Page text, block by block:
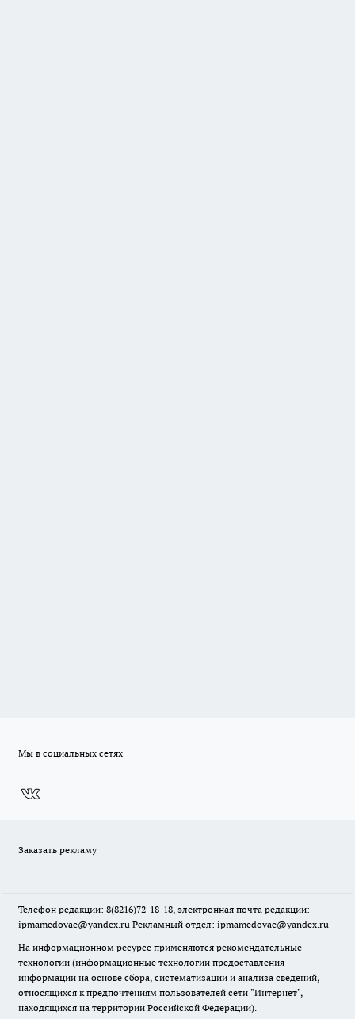
Мы в социальных сетях
Заказать рекламу
Телефон редакции: 8(8216)72-18-18, электронная почта редакции:
ipmamedovae@yandex.ru Рекламный отдел: ipmamedovae@yandex.ru
На информационном ресурсе применяются рекомендательные
технологии (информационные технологии предоставления
информации на основе сбора, систематизации и анализа сведений,
относящихся к предпочтениям пользователей сети "Интернет",
находящихся на территории Российской Федерации).